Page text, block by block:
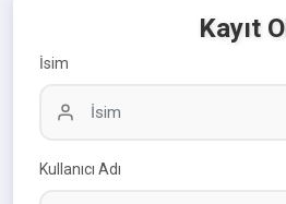
Kayıt Ol
İsim
Kullanıcı Adı